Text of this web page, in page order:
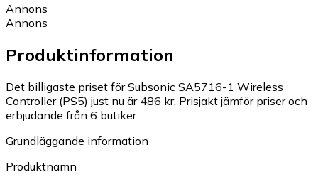
Annons
Annons
Produktinformation
Det billigaste priset för Subsonic SA5716-1 Wireless
Controller (PS5) just nu är 486 kr. Prisjakt jämför priser och
erbjudande från 6 butiker.
Grundläggande information
Produktnamn